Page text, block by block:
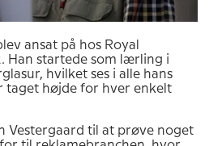
ansat på hos Royal
Han startede som lærling i
hvilket ses i alle hans
taget højde for hver enkelt
Vestergaard til at prøve noget